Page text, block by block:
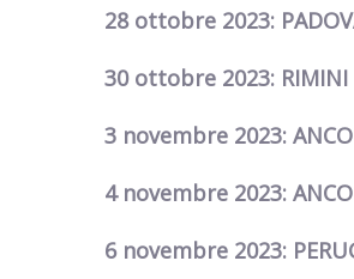
28 ottobre 2023:
30 ottobre 2023: RIMINI
3 novembre 2023:
4 novembre 2023:
6 novembre 2023: